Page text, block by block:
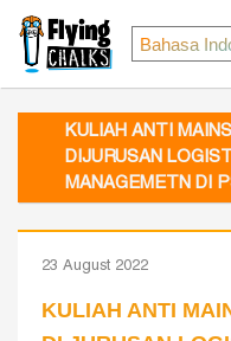
KULIAH ANTI
DIJURUSAN
MANAGEMETN DI
23 August 2022
KULIAH ANTI